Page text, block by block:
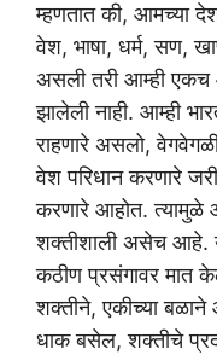
म्हणतात की, आमच्या
वेश, भाषा, धर्म, सण,
असली तरी आम्ही एकच
झालेली नाही. आम्ही
राहणारे असलो,
वेश परिधान करणारे
करणारे आहोत. त्यामुळे
शक्तीशाली असेच
कठीण प्रसंगावर मात
शक्तीने, एकीच्या
धाक बसेल, शक्तीचे